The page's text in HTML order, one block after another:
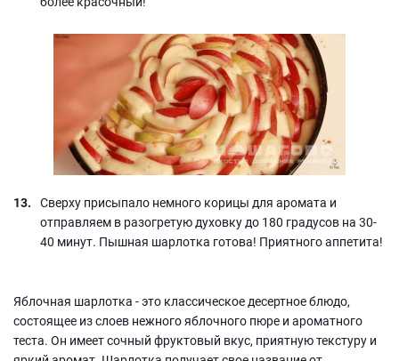
Сверху присыпало немного корицы для аромата и
отправляем в разогретую духовку до 180 градусов на 30-
40 минут. Пышная шарлотка готова! Приятного аппетита!
Яблочная шарлотка - это классическое десертное блюдо,
состоящее из слоев нежного яблочного пюре и ароматного
теста. Он имеет сочный фруктовый вкус, приятную текстуру и